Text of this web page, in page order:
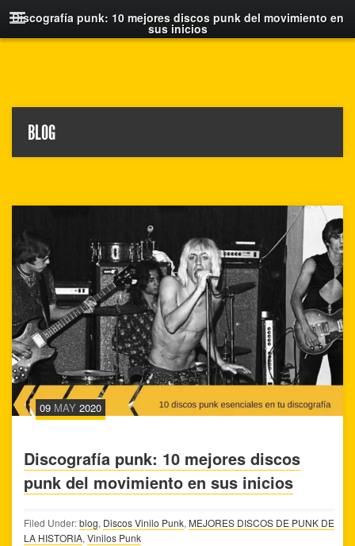
Discografía punk: 10 mejores discos punk del movimiento en
sus inicios
BLOG
09 MAY 2020
Discografía punk: 10 mejores discos
punk del movimiento en sus inicios
Filed Under:blog, Discos Vinilo Punk, MEJORES DISCOS DE PUNK DE
LA HISTORIA, Vinilos Punk